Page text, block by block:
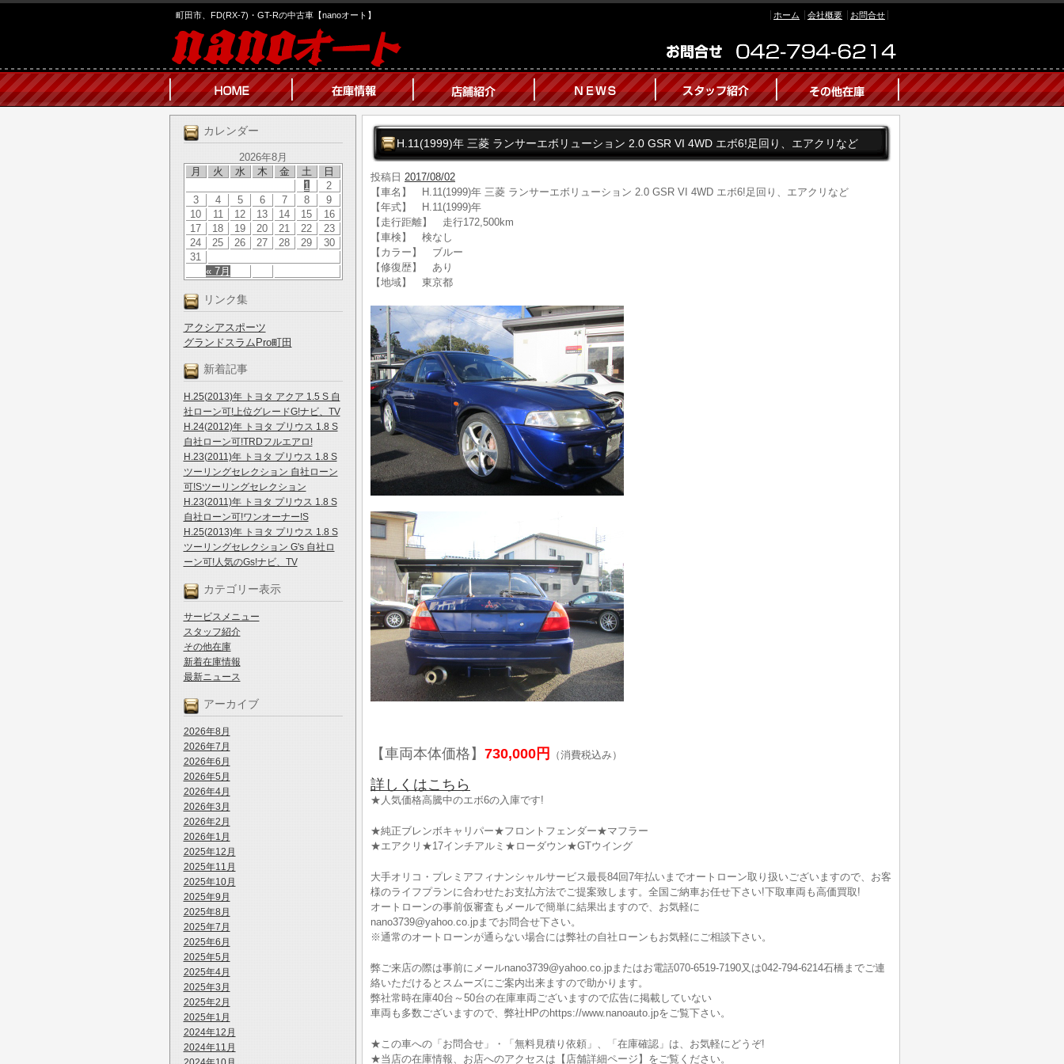
町田市、FD(RX-7)・GT-Rの中古車【nanoオート】 ホーム 会社概要 お問合せ
カレンダー
2026年8月
月
火 水 木 金 土 日
« 7月
1
2
3
4 5 6 7 8
9
10
11 12 13 14 15
16
17
18 19 20 21 22
23
24
25 26 27 28 29
30
31
リンク集
アクシアスポーツ
グランドスラムPro町田
新着記事
H.25(2013)年 トヨタ アクア 1.5 S 自
社ローン可!上位グレードG!ナビ、TV
H.24(2012)年 トヨタ プリウス 1.8 S
自社ローン可!TRDフルエアロ!
H.23(2011)年 トヨタ プリウス 1.8 S
ツーリングセレクション 自社ローン
可!Sツーリングセレクション
H.23(2011)年 トヨタ プリウス 1.8 S
自社ローン可!ワンオーナー!S
H.25(2013)年 トヨタ プリウス 1.8 S
ツーリングセレクション G's 自社ロ
ーン可!人気のGs!ナビ、TV
カテゴリー表示
サービスメニュー
スタッフ紹介
その他在庫
新着在庫情報
最新ニュース
アーカイブ
2026年8月
2026年7月
2026年6月
2026年5月
2026年4月
2026年3月
2026年2月
2026年1月
2025年12月
2025年11月
2025年10月
2025年9月
2025年8月
2025年7月
2025年6月
2025年5月
2025年4月
2025年3月
2025年2月
2025年1月
2024年12月
2024年11月
H.11(1999)年 三菱 ランサーエボリューション 2.0 GSR VI 4WD エボ6!足回り、エアクリなど
投稿日 2017/08/02
【車名】 H.11(1999)年 三菱 ランサーエボリューション 2.0 GSR VI 4WD エボ6!足回り、エアクリなど
【年式】 H.11(1999)年
【走行距離】 走行172,500km
【車検】 検なし
【カラー】 ブルー
【修復歴】 あり
【地域】 東京都
【車両本体価格】 730,000円 （消費税込み）
詳しくはこちら
★人気価格高騰中のエボ6の入庫です!
★純正ブレンボキャリパー★フロントフェンダー★マフラー
★エアクリ★17インチアルミ★ローダウン★GTウイング
大手オリコ・プレミアフィナンシャルサービス最長84回7年払いまでオートローン取り扱いございますので、お客
様のライフプランに合わせたお支払方法でご提案致します。全国ご納車お任せ下さい!下取車両も高価買取!
オートローンの事前仮審査もメールで簡単に結果出ますので、お気軽に
nano3739@yahoo.co.jpまでお問合せ下さい。
※通常のオートローンが通らない場合には弊社の自社ローンもお気軽にご相談下さい。
弊ご来店の際は事前にメールnano3739@yahoo.co.jpまたはお電話070-6519-7190又は042-794-6214石橋までご連
絡いただけるとスムーズにご案内出来ますので助かります。
弊社常時在庫40台～50台の在庫車両ございますので広告に掲載していない
車両も多数ございますので、弊社HPのhttps://www.nanoauto.jpをご覧下さい。
★この車への「お問合せ」・「無料見積り依頼」、「在庫確認」は、お気軽にどうぞ!
★当店の在庫情報、お店へのアクセスは【店舗詳細ページ】をご覧ください。